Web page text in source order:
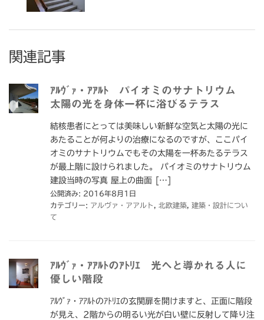
関連記事
ｱﾙｳﾞｧ・ｱｱﾙﾄ パイオミのサナトリウム
太陽の光を身体一杯に浴びるテラス
結核患者にとっては美味しい新鮮な空気と太陽の光に
あたることが何よりの治療になるのですが、ここパイ
オミのサナトリウムでもその太陽を一杯あたるテラス
が最上階に設けられました。 パイオミのサナトリウム
建設当時の写真 屋上の曲面 […]
公開済み: 2016年8月1日
カテゴリー: アルヴァ・アアルト 北欧建築
建築・設計につい
て
ｱﾙｳﾞｧ・ｱｱﾙﾄのｱﾄﾘｴ 光へと導かれる人に
優しい階段
ｱﾙｳﾞｧ・ｱｱﾙﾄのｱﾄﾘｴの玄関扉を開けますと、正面に階段
が見え、2階からの明るい光が白い壁に反射して降り注